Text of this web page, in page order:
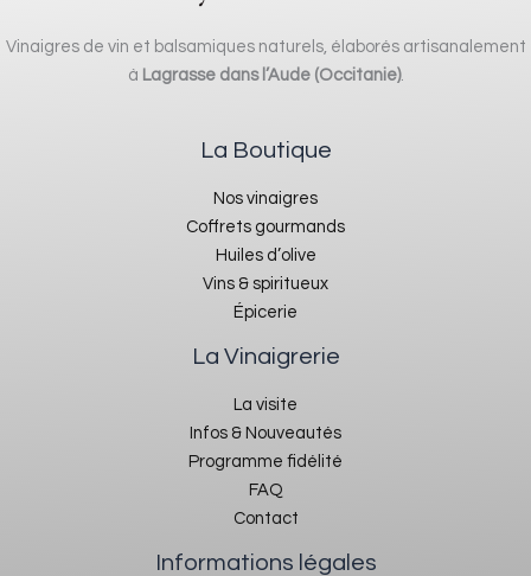
Vinaigres de vin et balsamiques naturels, élaborés artisanalement
à Lagrasse dans l’Aude (Occitanie).
La Boutique
Nos vinaigres
Coffrets gourmands
Huiles d’olive
Vins & spiritueux
Épicerie
La Vinaigrerie
La visite
Infos & Nouveautés
Programme fidélité
FAQ
Contact
Informations légales